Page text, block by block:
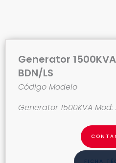
Generator
BDN/LS
Código Modelo
Generator 1500KVA Mod:
FICHA